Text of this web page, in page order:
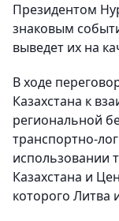
Президентом
знаковым
выведет их на
В ходе
Казахстана к
региональной
транспортно-
использовании
Казахстана и
которого Литва